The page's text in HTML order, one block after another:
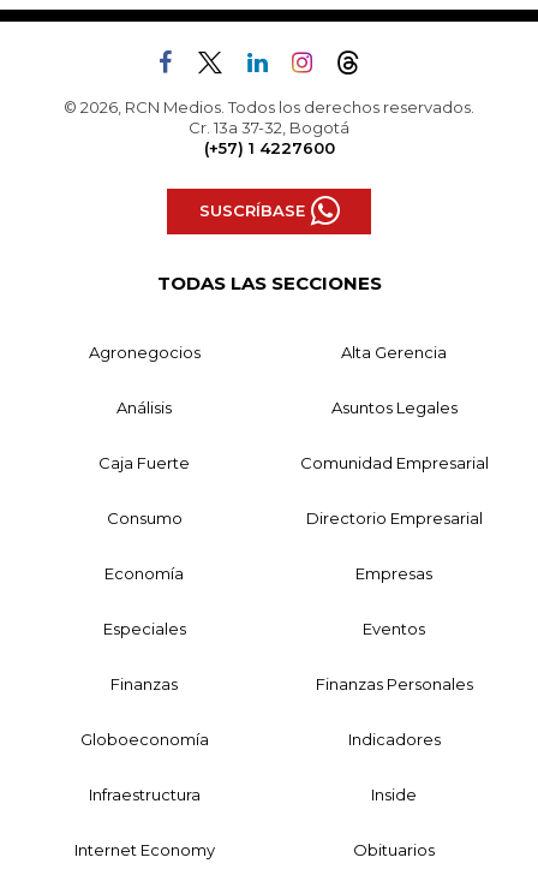
© 2026, RCN Medios. Todos los derechos reservados.
Cr. 13a 37-32, Bogotá
(+57) 1 4227600
SUSCRÍBASE
TODAS LAS SECCIONES
Agronegocios Alta Gerencia
Análisis Asuntos Legales
Caja Fuerte Comunidad Empresarial
Consumo Directorio Empresarial
Economía Empresas
Especiales Eventos
Finanzas Finanzas Personales
Globoeconomía Indicadores
Infraestructura Inside
Internet Economy Obituarios